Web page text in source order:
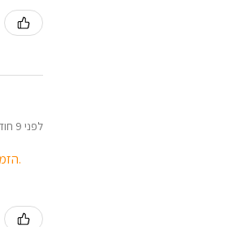
לפני 9 חודשים
הזמנתי כיסוי לפטופ, איחור גדול באספקת המוצר, הייתי צריכה לרדוף אחריהם. הצבע החום לא נראה כמו בתמונה.